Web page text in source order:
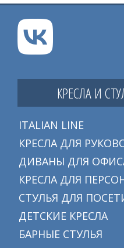
КРЕСЛА И
ITALIAN LINE
КРЕСЛА ДЛЯ
ДИВАНЫ ДЛЯ
КРЕСЛА ДЛЯ
СТУЛЬЯ ДЛЯ
ДЕТСКИЕ КРЕСЛА
БАРНЫЕ СТУЛЬЯ